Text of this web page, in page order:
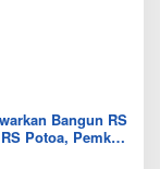
Bangun RS
Potoa, Pemkab